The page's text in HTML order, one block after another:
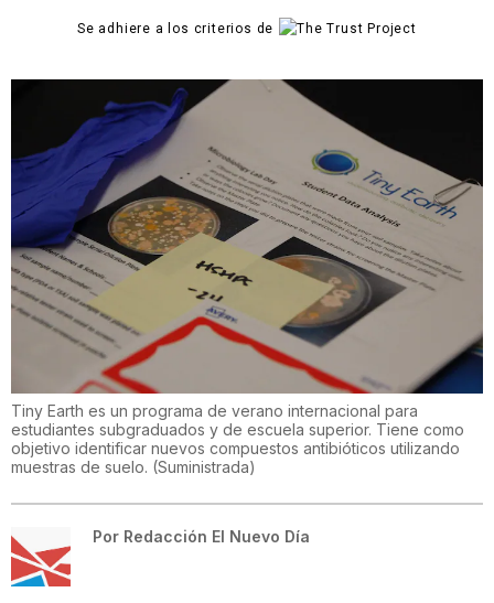
Se adhiere a los criterios de
Tiny Earth es un programa de verano internacional para
estudiantes subgraduados y de escuela superior. Tiene como
objetivo identificar nuevos compuestos antibióticos utilizando
muestras de suelo. (Suministrada)
Por Redacción El Nuevo Día